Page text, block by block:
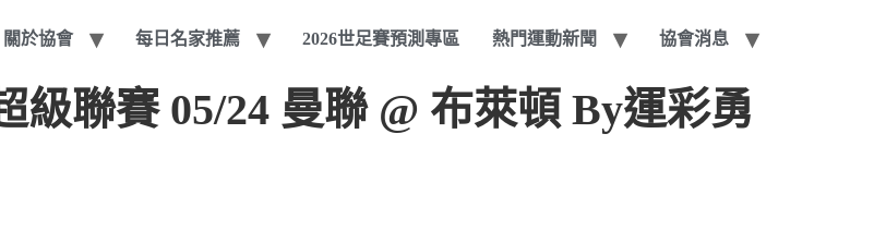
關於協會 每日名家推薦 2026世足賽預測專區 熱門運動新聞 協會消息
聯賽 05/24 曼聯 @ 布萊頓 By運彩勇